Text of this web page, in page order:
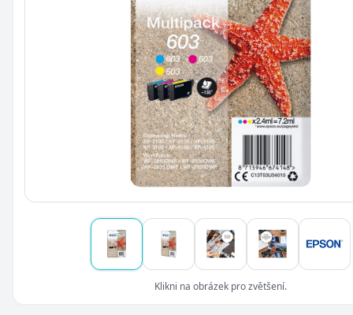
Klikni na obrázek pro zvětšení.